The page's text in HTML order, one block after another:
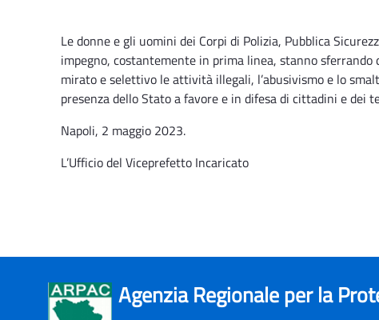
Le donne e gli uomini dei Corpi di Polizia, Pubblica
impegno, costantemente in prima linea, stanno
mirato e selettivo le attività illegali, l’abusivismo e lo
presenza dello Stato a favore e in difesa di cittadini e dei
Napoli, 2 maggio 2023.
L’Ufficio del Viceprefetto Incaricato
Agenzia Regionale per la